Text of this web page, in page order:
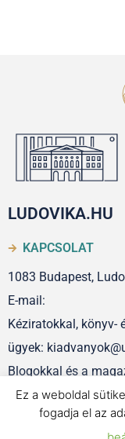
LUDOVIKA.HU
KAPCSOLAT
1083 Budapest,
E-mail:
Kéziratokkal, könyv-
ügyek:
Blogokkal és a
szerkesztoseg@uni-
Ez a weboldal
fogadja el az